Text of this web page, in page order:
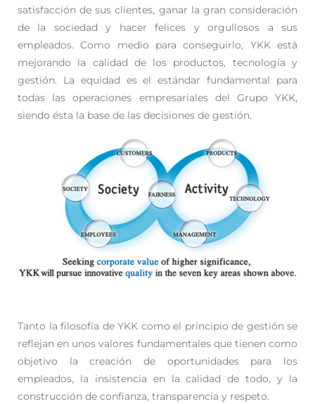
satisfacción de sus clientes, ganar la gran consideración
de la sociedad y hacer felices y orgullosos a sus
empleados. Como medio para conseguirlo, YKK está
mejorando la calidad de los productos, tecnología y
gestión. La equidad es el estándar fundamental para
todas las operaciones empresariales del Grupo YKK,
siendo ésta la base de las decisiones de gestión.
Tanto la filosofía de YKK como el principio de gestión se
reflejan en unos valores fundamentales que tienen como
objetivo la creación de oportunidades para los
empleados, la insistencia en la calidad de todo, y la
construcción de confianza, transparencia y respeto.